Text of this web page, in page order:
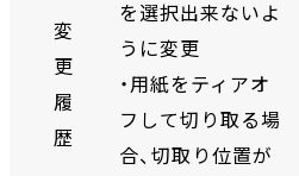
変
更
履
歴
を選択出来ないよ
うに変更
・用紙をティアオ
フして切り取る場
合、切取り位置が